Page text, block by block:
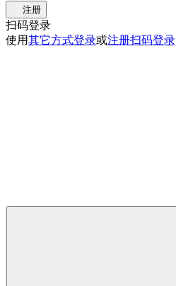
注册
扫码登录
使用其它方式登录或注册扫码登录